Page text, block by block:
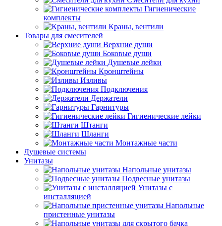
Гигиенические
комплекты
Краны, вентили
Товары для смесителей
Верхние души
Боковые души
Душевые лейки
Кронштейны
Изливы
Подключения
Держатели
Гарнитуры
Гигиенические лейки
Штанги
Шланги
Монтажные части
Душевые системы
Унитазы
Напольные унитазы
Подвесные унитазы
Унитазы с
инсталляцией
Напольные
пристенные унитазы